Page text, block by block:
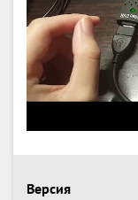
Версия